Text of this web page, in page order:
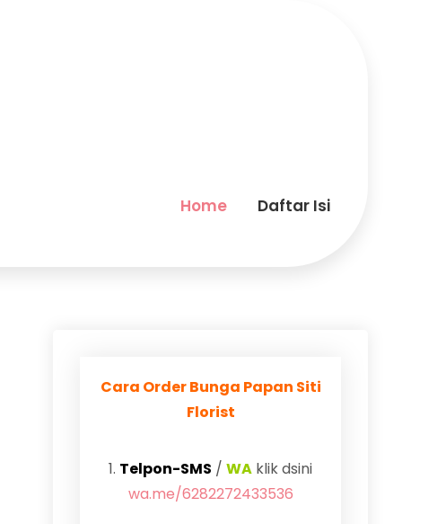
Home Daftar Isi
Cara Order Bunga Papan Siti
Florist
1. Telpon-SMS / WA klik dsini
wa.me/6282272433536